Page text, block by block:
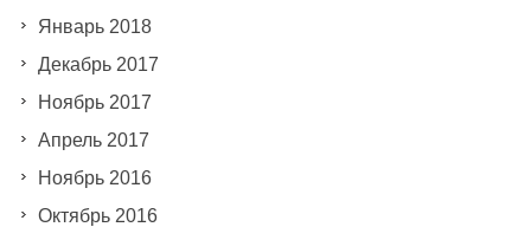
Январь 2018
Декабрь 2017
Ноябрь 2017
Апрель 2017
Ноябрь 2016
Октябрь 2016